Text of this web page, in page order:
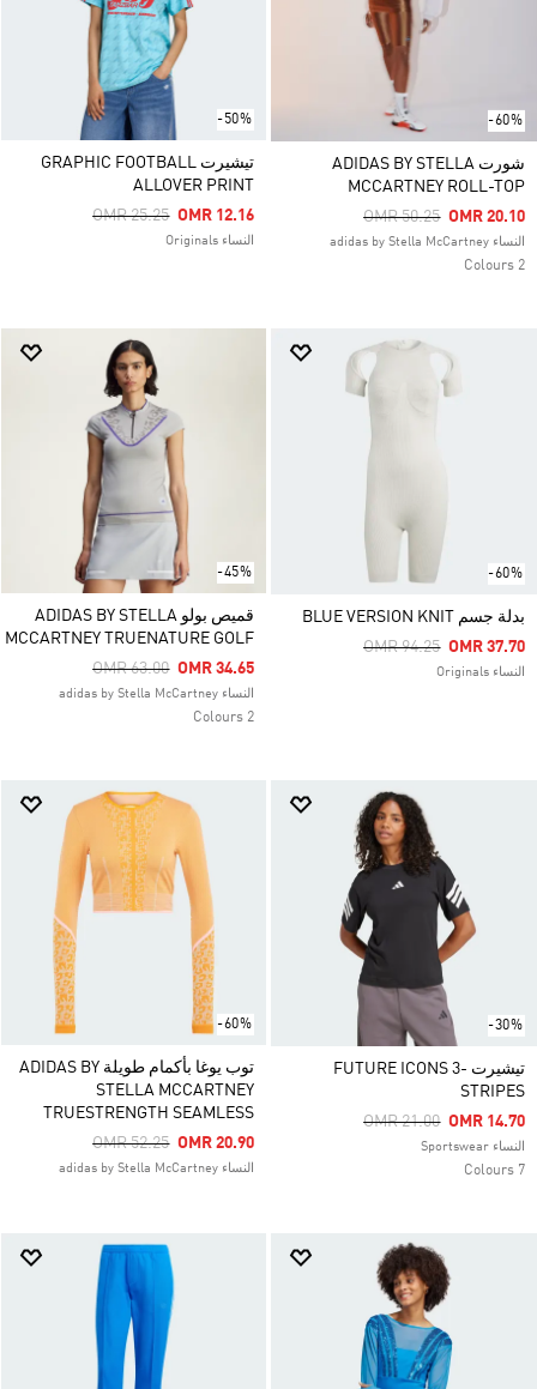
-60%
شورت ADIDAS BY STELLA
MCCARTNEY ROLL-TOP
Price Reduced From
OMR 50.25ToOMR 20.10
النساء adidas by Stella McCartney
2 Colours
-50%
تيشيرت GRAPHIC FOOTBALL
ALLOVER PRINT
Price Reduced From
OMR 25.25ToOMR 12.16
النساء Originals
-60%
بدلة جسم BLUE VERSION KNIT
Price Reduced From
OMR 94.25ToOMR 37.70
النساء Originals
-45%
قميص بولو ADIDAS BY STELLA
MCCARTNEY TRUENATURE GOLF
Price Reduced From
OMR 63.00ToOMR 34.65
النساء adidas by Stella McCartney
2 Colours
-30%
تيشيرت FUTURE ICONS 3-
STRIPES
Price Reduced From
OMR 21.00ToOMR 14.70
النساء Sportswear
7 Colours
-60%
توب يوغا بأكمام طويلة ADIDAS BY
STELLA MCCARTNEY
TRUESTRENGTH SEAMLESS
Price Reduced From
OMR 52.25ToOMR 20.90
النساء adidas by Stella McCartney